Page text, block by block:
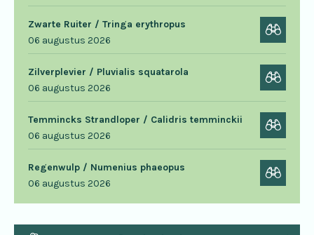
Zwarte Ruiter / Tringa erythropus
06 augustus 2026
Zilverplevier / Pluvialis squatarola
06 augustus 2026
Temmincks Strandloper / Calidris temminckii
06 augustus 2026
Regenwulp / Numenius phaeopus
06 augustus 2026